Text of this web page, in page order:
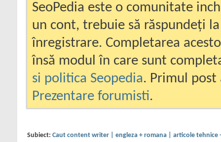
SeoPedia este o comunitate
un cont, trebuie să răspundeți
înregistrare. Completarea
însă modul în care sunt
si politica Seopedia. Primul
Prezentare forumisti.
Subiect: Caut content writer | engleza + romana | articole tehnice